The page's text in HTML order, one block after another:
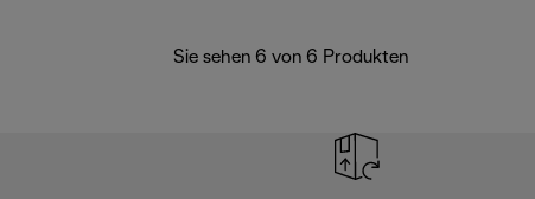
Sie sehen 6 von 6 Produkten